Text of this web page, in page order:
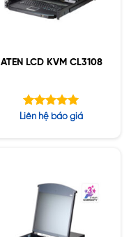
ATEN LCD KVM CL3108
Được xếp
Liên hệ báo giá